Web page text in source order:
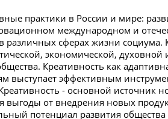
практики в России и мире:
международном и
различных сферах жизни социума.
экономической, духовной
Креативность как
выступает эффективным
- основной источник
выгоды от внедрения новых
потенциал развития